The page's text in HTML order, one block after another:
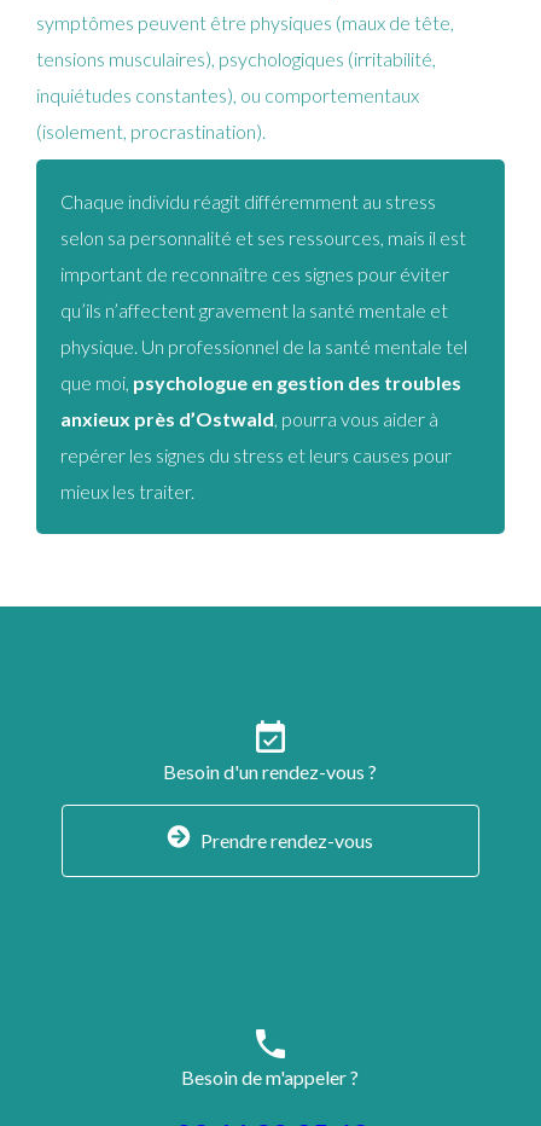
symptômes peuvent être physiques (maux de tête,
tensions musculaires), psychologiques (irritabilité,
inquiétudes constantes), ou comportementaux
(isolement, procrastination).
Chaque individu réagit différemment au stress
selon sa personnalité et ses ressources, mais il est
important de reconnaître ces signes pour éviter
qu’ils n’affectent gravement la santé mentale et
physique. Un professionnel de la santé mentale tel
que moi, psychologue en gestion des troubles
anxieux près d’Ostwald, pourra vous aider à
repérer les signes du stress et leurs causes pour
mieux les traiter.
event_available
Besoin d'un rendez-vous ?
Prendre rendez-vous
phone
Besoin de m'appeler ?